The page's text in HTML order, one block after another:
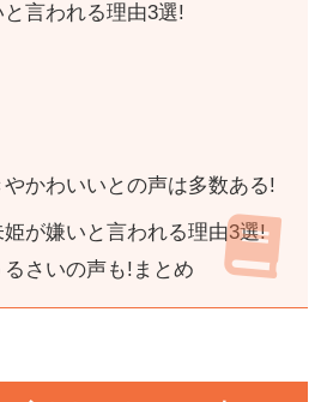
言われる理由3選!
かわいいとの声は多数ある!
姫が嫌いと言われる理由3選!
さいの声も!まとめ